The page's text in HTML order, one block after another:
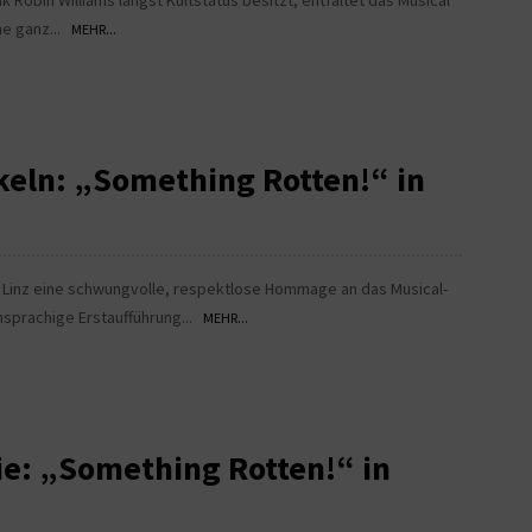
ganz...
MEHR...
„Something Rotten!“ in
eine schwungvolle, respektlose Hommage an das Musical-
Erstaufführung...
MEHR...
„Something Rotten!“ in